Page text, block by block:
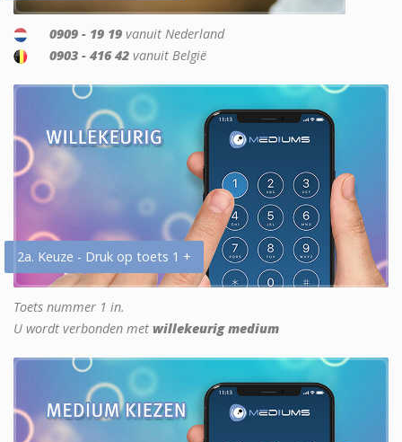
0909 - 19 19 vanuit Nederland
0903 - 416 42 vanuit België
2a. Keuze - Druk op toets 1 +
Toets nummer 1 in.
U wordt verbonden met willekeurig medium